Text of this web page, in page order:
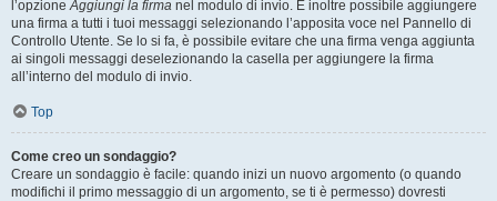
l’opzioneAggiungi la firma nel modulo di invio. È inoltre possibile aggiungere
una firma a tutti i tuoi messaggi selezionando l’apposita voce nel Pannello di
Controllo Utente. Se lo si fa, è possibile evitare che una firma venga aggiunta
ai singoli messaggi deselezionando la casella per aggiungere la firma
all’interno del modulo di invio.
Top
Come creo un sondaggio?
Creare un sondaggio è facile: quando inizi un nuovo argomento (o quando
modifichi il primo messaggio di un argomento, se ti è permesso) dovresti